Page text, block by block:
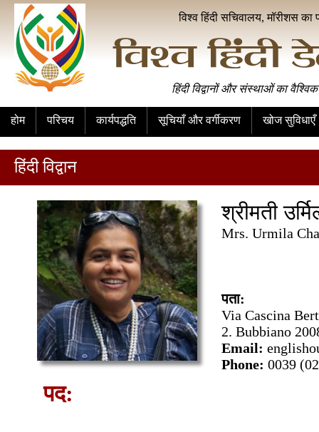
विश्व हिंदी सचिवालय, मॉरीशस का
हिंदी विद्वानों और संस्थाओं का
होम परिचय कार्यपद्धति सूचियाँ और वर्गीकरण खोज सुविधाएँ
हिंदी विद्वान
श्रीमती
Mrs. Urmila
पता:
Via Cascina
2. Bubbiano
Email:
Phone: 0039
पद: